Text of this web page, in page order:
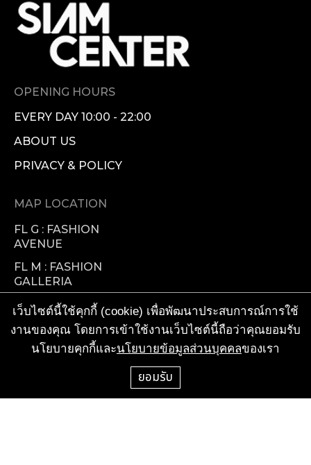
เว็บไซต์นี้ใช้คุกกี้ (cookie) เพื่อพัฒนาประสบการณ์การใช้
งานของคุณ โดยการเข้าใช้งานเว็บไซต์นี้ถือว่าคุณยอมรับ
นโยบายคุกกี้และนโยบายข้อมูลส่วนบุคคลของเรา
ยอมรับ
OPENING HOURS
EVERY DAY 10:00 - 22:00
ABOUT US
PRIVACY & POLICY
MAP LOCATION
FL G : FASHION
AVENUE
FL M : FASHION
GALLERIA
FL 1 : FASHION
VISIONARY
FL 2 : FOOD
FACTORY